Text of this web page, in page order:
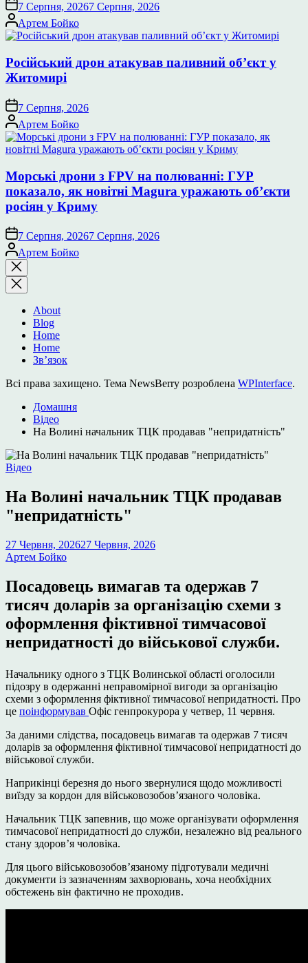
7 Серпня, 20267 Серпня, 2026
Опубліковано
Артем Бойко
Російський дрон атакував паливний об’єкт у
Житомирі
7 Серпня, 2026
Опубліковано
Артем Бойко
Морські дрони з FPV на полюванні: ГУР
показало, як новітні Magura уражають об’єкти
росіян у Криму
7 Серпня, 20267 Серпня, 2026
Опубліковано
Артем Бойко
Закрити
пошук
About
Blog
Home
Home
Зв’язок
Всі права захищено. Тема NewsBerry розроблена WPInterface.
Домашня
Відео
На Волині начальник ТЦК продавав "непридатність"
Опублікувати
Відео
На Волині начальник ТЦК продавав
"непридатність"
27 Червня, 202627 Червня, 2026
Артем Бойко
Посадовець вимагав та одержав 7
тисяч доларів за організацію схеми з
оформлення фіктивної тимчасової
непридатності до військової служби.
Начальнику одного з ТЦК Волинської області оголосили
підозру в одержанні неправомірної вигоди за організацію
схеми з оформлення фіктивної тимчасової непридатності. Про
це поінформував Офіс генпрокурора у четвер, 11 червня.
За даними слідства, посадовець вимагав та одержав 7 тисяч
доларів за оформлення фіктивної тимчасової непридатності до
військової служби.
Наприкінці березня до нього звернулися щодо можливості
виїзду за кордон для військовозобов’язаного чоловіка.
Начальник ТЦК запевнив, що може організувати оформлення
тимчасової непридатності до служби, незалежно від реального
стану здоров’я чоловіка.
Для цього військовозобов’язаному підготували медичні
документи із зазначенням захворювань, хоча необхідних
обстежень він фактично не проходив.